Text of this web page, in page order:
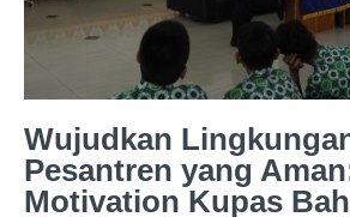
Wujudkan
Pesantren yang
Motivation Kupas